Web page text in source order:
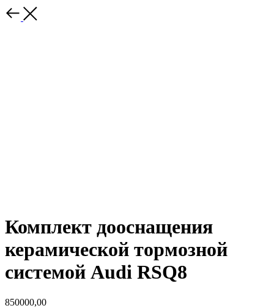
Комплект дооснащения
керамической тормозной
системой Audi RSQ8
850000,00